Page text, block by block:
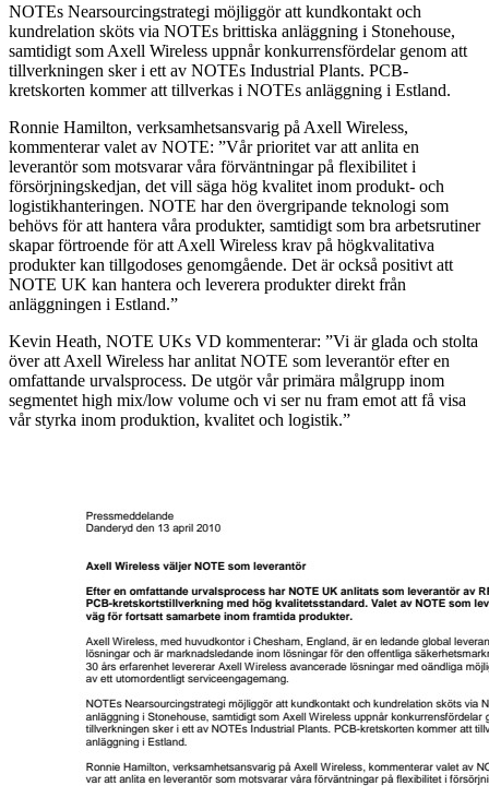
NOTEs Nearsourcingstrategi möjliggör att kundkontakt och
kundrelation sköts via NOTEs brittiska anläggning i Stonehouse,
samtidigt som Axell Wireless uppnår konkurrensfördelar genom att
tillverkningen sker i ett av NOTEs Industrial Plants. PCB-
kretskorten kommer att tillverkas i NOTEs anläggning i Estland.
Ronnie Hamilton, verksamhetsansvarig på Axell Wireless,
kommenterar valet av NOTE: ”Vår prioritet var att anlita en
leverantör som motsvarar våra förväntningar på flexibilitet i
försörjningskedjan, det vill säga hög kvalitet inom produkt- och
logistikhanteringen. NOTE har den övergripande teknologi som
behövs för att hantera våra produkter, samtidigt som bra arbetsrutiner
skapar förtroende för att Axell Wireless krav på högkvalitativa
produkter kan tillgodoses genomgående. Det är också positivt att
NOTE UK kan hantera och leverera produkter direkt från
anläggningen i Estland.”
Kevin Heath, NOTE UKs VD kommenterar: ”Vi är glada och stolta
över att Axell Wireless har anlitat NOTE som leverantör efter en
omfattande urvalsprocess. De utgör vår primära målgrupp inom
segmentet high mix/low volume och vi ser nu fram emot att få visa
vår styrka inom produktion, kvalitet och logistik.”